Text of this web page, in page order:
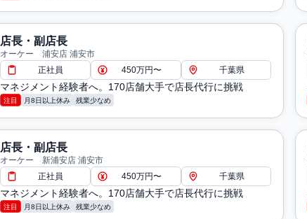
店長・副店長
オーケー 浦安店 浦安市
正社員
450万円〜 千葉県
マネジメント経験者へ。170店舗大手で店長代行に挑戦
注目 月8日以上休み 残業少なめ
店長・副店長
オーケー 新浦安店 浦安市
正社員
450万円〜 千葉県
マネジメント経験者へ。170店舗大手で店長代行に挑戦
注目 月8日以上休み 残業少なめ